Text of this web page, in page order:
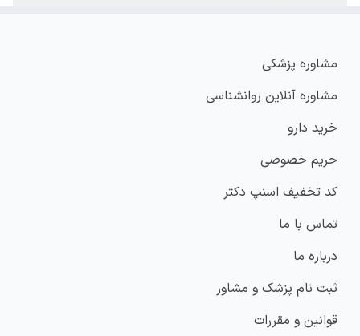
مشاوره پزشکی
مشاوره آنلاین روانشناسی
خرید دارو
حریم خصوصی
کد تخفیف اسنپ دکتر
تماس با ما
درباره ما
ثبت نام پزشک و مشاور
قوانین و مقررات